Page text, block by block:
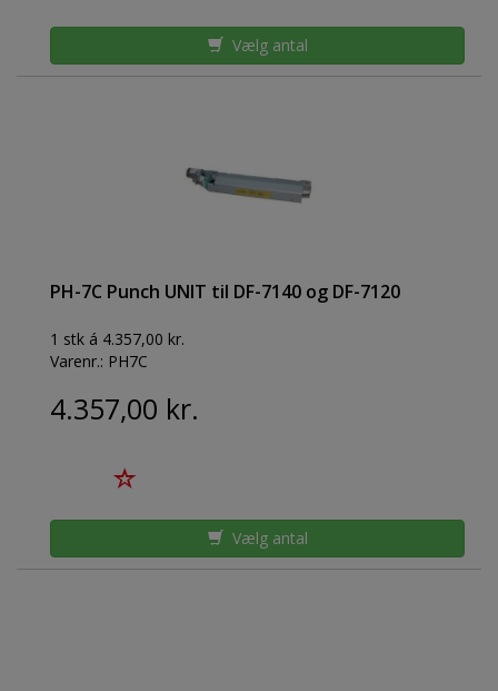
Vælg antal
PH-7C Punch UNIT til DF-7140 og DF-7120
1 stk á 4.357,00 kr.
Varenr.: PH7C
4.357,00 kr.
Vælg antal